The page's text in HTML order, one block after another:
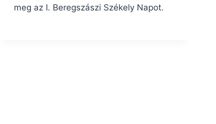
meg az I. Beregszászi Székely Napot.